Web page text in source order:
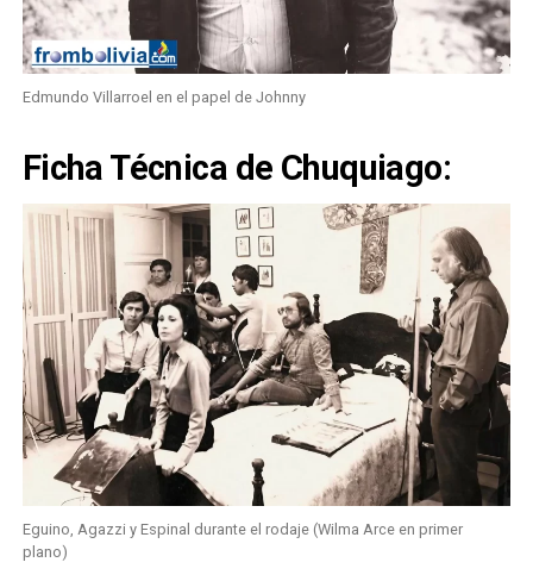
Edmundo Villarroel en el papel de Johnny
Ficha Técnica de Chuquiago:
Eguino, Agazzi y Espinal durante el rodaje (Wilma Arce en primer
plano)